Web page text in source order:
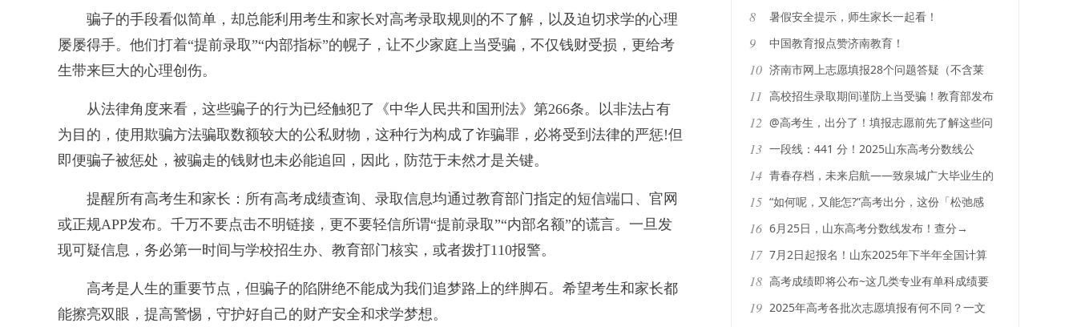
骗子的手段看似简单，却总能利用考生和家长对高考录取规则的不了解，以及迫切求学的心理
屡屡得手。他们打着“提前录取”“内部指标”的幌子，让不少家庭上当受骗，不仅钱财受损，更给考
生带来巨大的心理创伤。
从法律角度来看，这些骗子的行为已经触犯了《中华人民共和国刑法》第266条。以非法占有
为目的，使用欺骗方法骗取数额较大的公私财物，这种行为构成了诈骗罪，必将受到法律的严惩!但
即便骗子被惩处，被骗走的钱财也未必能追回，因此，防范于未然才是关键。
提醒所有高考生和家长：所有高考成绩查询、录取信息均通过教育部门指定的短信端口、官网
或正规APP发布。千万不要点击不明链接，更不要轻信所谓“提前录取”“内部名额”的谎言。一旦发
现可疑信息，务必第一时间与学校招生办、教育部门核实，或者拨打110报警。
高考是人生的重要节点，但骗子的陷阱绝不能成为我们追梦路上的绊脚石。希望考生和家长都
能擦亮双眼，提高警惕，守护好自己的财产安全和求学梦想。
8 暑假安全提示，师生家长一起看！
9 中国教育报点赞济南教育！
10 济南市网上志愿填报28个问题答疑（不含莱
芜、钢城）｜2025中考
11 高校招生录取期间谨防上当受骗！教育部发布
预警
12 @高考生，出分了！填报志愿前先了解这些问
题
13 一段线：441 分！2025山东高考分数线公
布！
14 青春存档，未来启航——致泉城广大毕业生的
一封信
15 “如何呢，又能怎?”高考出分，这份「松弛感
指南」请收好
16 6月25日，山东高考分数线发布！查分→
17 7月2日起报名！山东2025年下半年全国计算
机等级考试
18 高考成绩即将公布~这几类专业有单科成绩要
求，分数不够谨慎填报
19 2025年高考各批次志愿填报有何不同？一文